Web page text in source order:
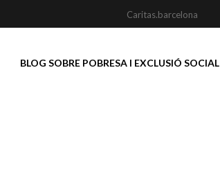
Caritas.barcelona
BLOG SOBRE POBRESA I EXCLUSIÓ SOCIAL